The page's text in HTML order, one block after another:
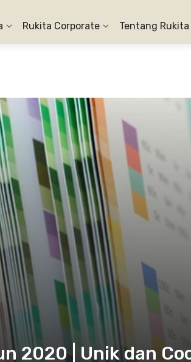
Rukita Corporate Tentang Rukita
2020 | Unik dan